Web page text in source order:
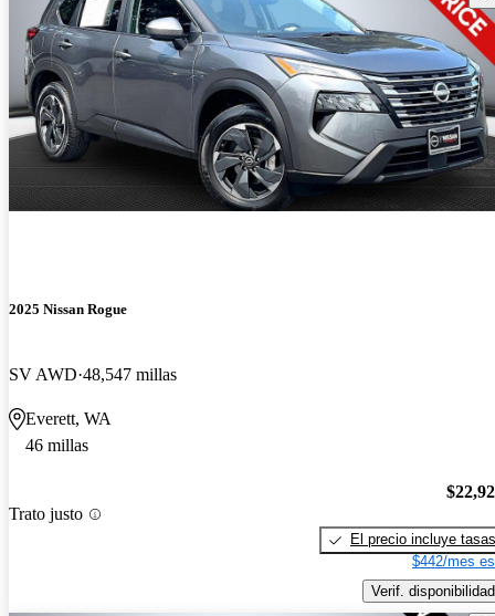
2025 Nissan Rogue
SV AWD 48,547 millas
Everett, WA
46 millas
Trato justo
El precio incluye tasas
$442/mes
Verif. disponibilidad